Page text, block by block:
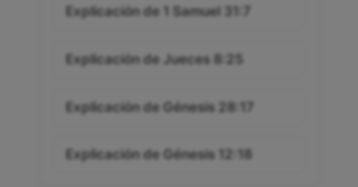
Explicación de 1 Samuel 31:7
Explicación de Jueces 8:25
Explicación de Génesis 28:17
Explicación de Génesis 12:18